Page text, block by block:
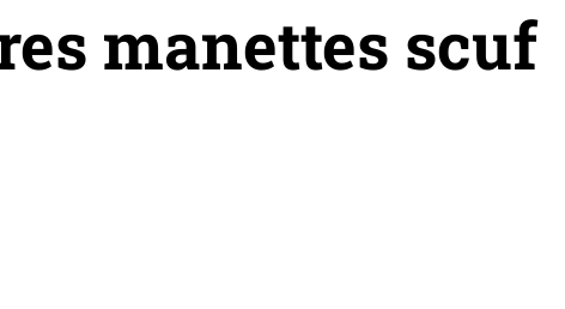
manettes scuf